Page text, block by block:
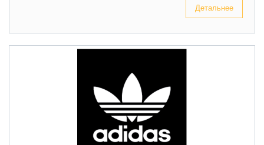
Детальнее